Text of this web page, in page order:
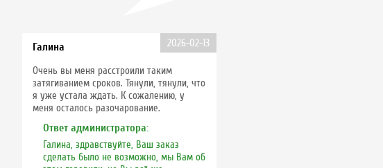
Галина 2026-02-13
Очень вы меня расстроили таким
затягиванием сроков. Тянули, тянули, что
я уже устала ждать. К сожалению, у
меня осталось разочарование.
Ответ администратора:
Галина, здравствуйте, Ваш заказ
сделать было не возможно, мы Вам об